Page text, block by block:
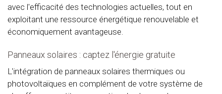
avec l'efficacité des technologies actuelles, tout en
exploitant une ressource énergétique renouvelable et
économiquement avantageuse.
Panneaux solaires : captez l'énergie gratuite
L'intégration de panneaux solaires thermiques ou
photovoltaïques en complément de votre système de